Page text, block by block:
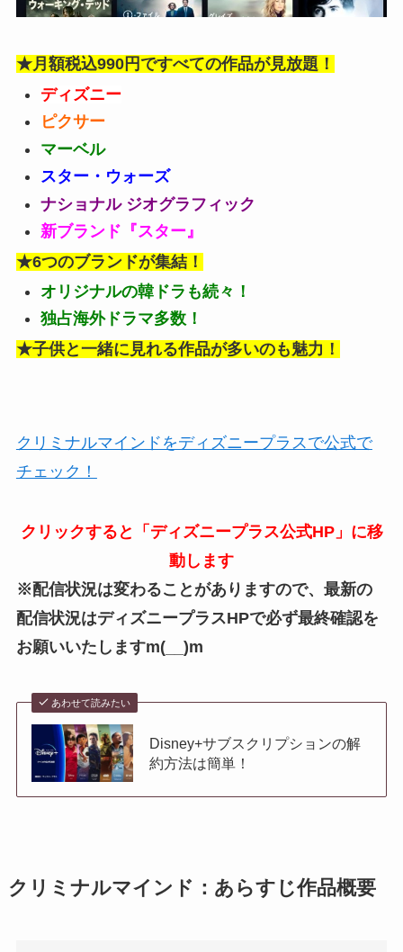
★月額税込990円ですべての作品が見放題！
ディズニー
ピクサー
マーベル
スター・ウォーズ
ナショナル ジオグラフィック
新ブランド『スター』
★6つのブランドが集結！
オリジナルの韓ドラも続々！
独占海外ドラマ多数！
★子供と一緒に見れる作品が多いのも魅力！
クリミナルマインドをディズニープラスで公式で
チェック！
クリックすると「ディズニープラス公式HP」に移
動します
※配信状況は変わることがありますので、最新の
配信状況はディズニープラスHPで必ず最終確認を
お願いいたしますm(__)m
あわせて読みたい
Disney+サブスクリプションの解
約方法は簡単！
クリミナルマインド：あらすじ作品概要